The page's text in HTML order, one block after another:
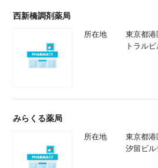
西新橋調剤薬局
所在地
東京都
トラル
みらくる薬局
所在地
東京都
汐留ビ